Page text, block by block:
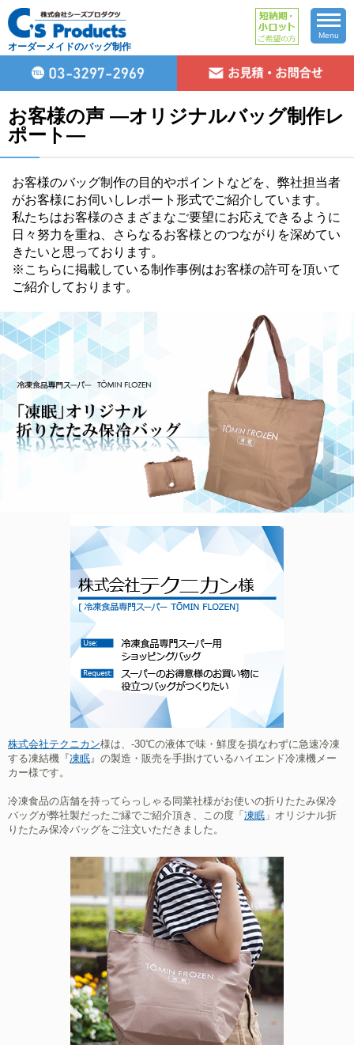
オーダーメイドのバッグ制作
Menu
お客様の声 ―オリジナルバッグ制作レ
ポート―
お客様のバッグ制作の目的やポイントなどを、弊社担当者
がお客様にお伺いしレポート形式でご紹介しています。
私たちはお客様のさまざまなご要望にお応えできるように
日々努力を重ね、さらなるお客様とのつながりを深めてい
きたいと思っております。
※こちらに掲載している制作事例はお客様の許可を頂いて
ご紹介しております。
株式会社テクニカン様は、-30℃の液体で味・鮮度を損なわずに急速冷凍
する凍結機 『凍眠 』 の製造・販売を手掛けているハイエンド冷凍機メー
カー様です。
冷凍食品の店舗を持ってらっしゃる同業社様がお使いの折りたたみ保冷
バッグが弊社製だったご縁でご紹介頂き、この度 「 凍眠 」オリジナル折
りたたみ保冷バッグをご注文いただきました。